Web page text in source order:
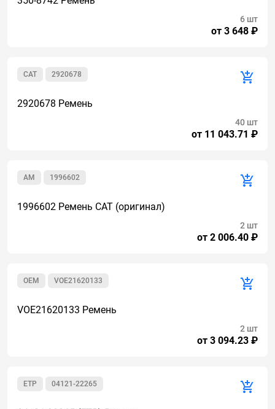
от 3 648 ₽
6 шт
2920678
CAT
2920678 Ремень
от 11 043.71 ₽
40 шт
1996602
AM
1996602 Ремень CAT (оригинал)
от 2 006.40 ₽
2 шт
VOE21620133
OEM
VOE21620133 Ремень
от 3 094.23 ₽
2 шт
04121-22265
ETP